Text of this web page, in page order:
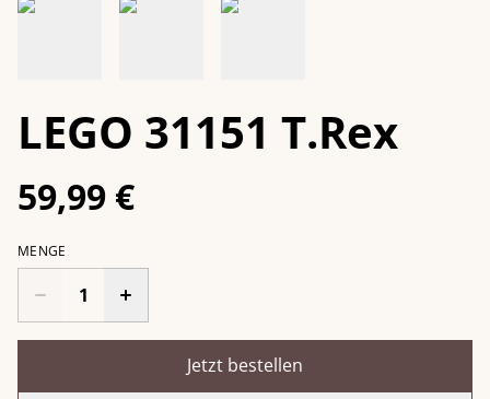
LEGO 31151 T.Rex
59,99 €
MENGE
Jetzt bestellen